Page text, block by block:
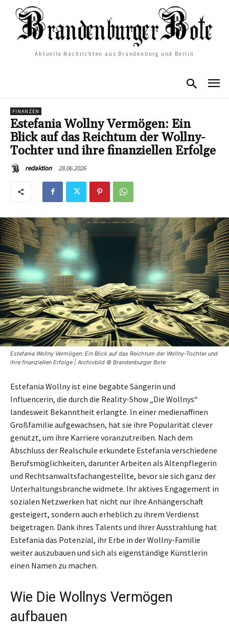
Aktuelle Nachrichten aus Brandenburg und Berlin
FINANZEN
Estefania Wollny Vermögen: Ein
Blick auf das Reichtum der Wollny-
Tochter und ihre finanziellen Erfolge
redaktion 28.06.2026
Estefania Wollny Vermögen: Ein Blick auf das Reichtum der Wollny-Tochter und
ihre finanziellen Erfolge | Archivbild © Brandenburger Bote
Estefania Wollny ist eine begabte Sängerin und
Influencerin, die durch die Reality-Show „Die Wollnys“
landesweit Bekanntheit erlangte. In einer medienaffinen
Großfamilie aufgewachsen, hat sie ihre Popularität clever
genutzt, um ihre Karriere voranzutreiben. Nach dem
Abschluss der Realschule erkundete Estefania verschiedene
Berufsmöglichkeiten, darunter Arbeiten als Altenpflegerin
und Rechtsanwaltsfachangestellte, bevor sie sich ganz der
Unterhaltungsbranche widmete. Ihr aktives Engagement in
sozialen Netzwerken hat nicht nur ihre Anhängerschaft
gesteigert, sondern auch erheblich zu ihrem Verdienst
beigetragen. Dank ihres Talents und ihrer Ausstrahlung hat
Estefania das Potenzial, ihr Erbe in der Wollny-Familie
weiter auszubauen und sich als eigenständige Künstlerin
einen Namen zu machen.
Wie Die Wollnys Vermögen
aufbauen